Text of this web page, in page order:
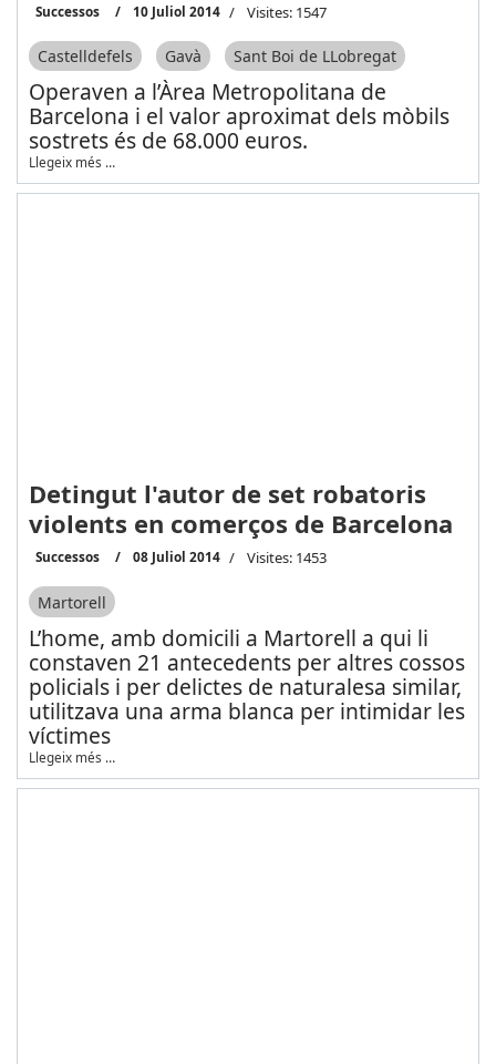
Successos 10 Juliol 2014 Visites: 1547
Castelldefels Gavà Sant Boi de LLobregat
Operaven a l’Àrea Metropolitana de
Barcelona i el valor aproximat dels mòbils
sostrets és de 68.000 euros.
Llegeix més …
Detingut l'autor de set robatoris
violents en comerços de Barcelona
Successos 08 Juliol 2014 Visites: 1453
Martorell
L’home, amb domicili a Martorell a qui li
constaven 21 antecedents per altres cossos
policials i per delictes de naturalesa similar,
utilitzava una arma blanca per intimidar les
víctimes
Llegeix més …